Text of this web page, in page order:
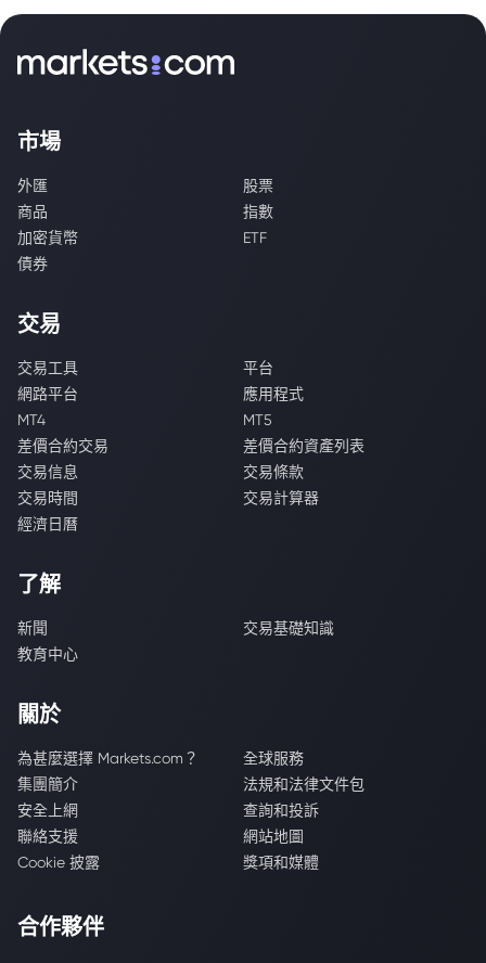
市場
外匯
股票
商品
指數
加密貨幣
ETF
債券
交易
交易工具
平台
網路平台
應用程式
MT4
MT5
差價合約交易
差價合約資產列表
交易信息
交易條款
交易時間
交易計算器
經濟日曆
了解
新聞
交易基礎知識
教育中心
關於
為甚麼選擇 Markets.com？
全球服務
集團簡介
法規和法律文件包
安全上網
查詢和投訴
聯絡支援
網站地圖
Cookie 披露
獎項和媒體
合作夥伴